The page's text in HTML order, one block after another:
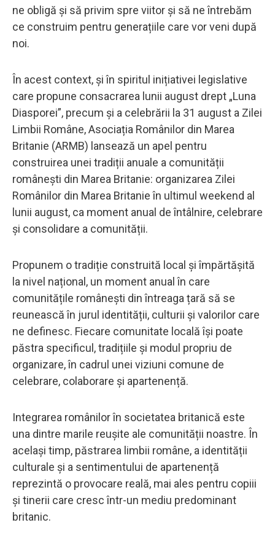
ne obligă și să privim spre viitor și să ne întrebăm
ce construim pentru generațiile care vor veni după
noi.
În acest context, și în spiritul inițiativei legislative
care propune consacrarea lunii august drept „Luna
Diasporei”, precum și a celebrării la 31 august a Zilei
Limbii Române, Asociația Românilor din Marea
Britanie (ARMB) lansează un apel pentru
construirea unei tradiții anuale a comunității
românești din Marea Britanie: organizarea Zilei
Românilor din Marea Britanie în ultimul weekend al
lunii august, ca moment anual de întâlnire, celebrare
și consolidare a comunității.
Propunem o tradiție construită local și împărtășită
la nivel național, un moment anual în care
comunitățile românești din întreaga țară să se
reunească în jurul identității, culturii și valorilor care
ne definesc. Fiecare comunitate locală își poate
păstra specificul, tradițiile și modul propriu de
organizare, în cadrul unei viziuni comune de
celebrare, colaborare și apartenență.
Integrarea românilor în societatea britanică este
una dintre marile reușite ale comunității noastre. În
același timp, păstrarea limbii române, a identității
culturale și a sentimentului de apartenență
reprezintă o provocare reală, mai ales pentru copiii
și tinerii care cresc într-un mediu predominant
britanic.